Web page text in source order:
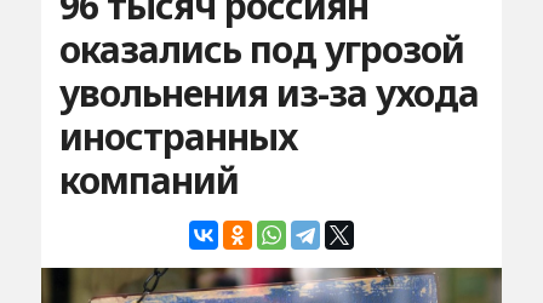
оказались под угрозой
увольнения из-за ухода
иностранных
компаний